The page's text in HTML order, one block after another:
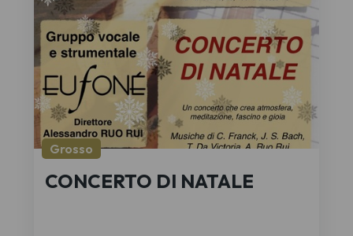
Grosso
CONCERTO DI NATALE